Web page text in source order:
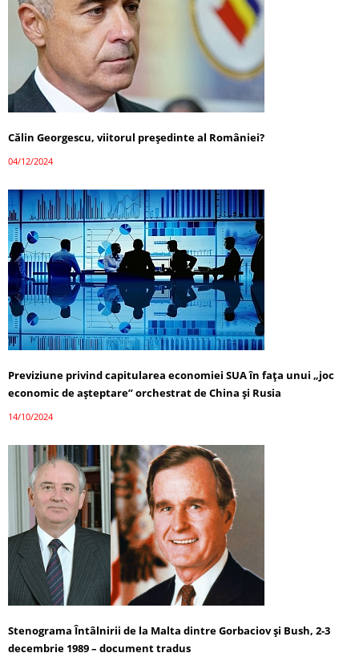
Călin Georgescu, viitorul președinte al României?
04/12/2024
Previziune privind capitularea economiei SUA în fața unui „joc
economic de așteptare” orchestrat de China și Rusia
14/10/2024
Stenograma Întâlnirii de la Malta dintre Gorbaciov și Bush, 2-3
decembrie 1989 – document tradus